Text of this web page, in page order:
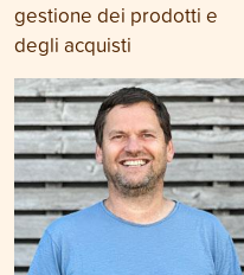
gestione dei prodotti e
degli acquisti